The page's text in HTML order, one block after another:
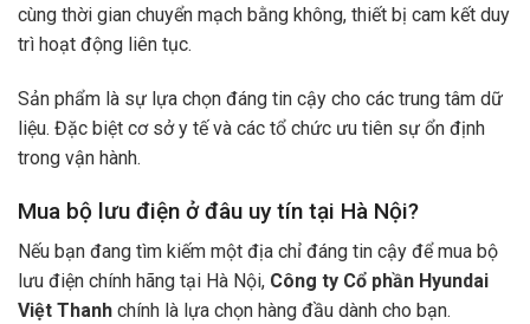
cùng thời gian chuyển mạch bằng không, thiết bị cam kết duy
trì hoạt động liên tục.
Sản phẩm là sự lựa chọn đáng tin cậy cho các trung tâm dữ
liệu. Đặc biệt cơ sở y tế và các tổ chức ưu tiên sự ổn định
trong vận hành.
Mua bộ lưu điện ở đâu uy tín tại Hà Nội?
Nếu bạn đang tìm kiếm một địa chỉ đáng tin cậy để mua bộ
lưu điện chính hãng tại Hà Nội, Công ty Cổ phần Hyundai
Việt Thanh chính là lựa chọn hàng đầu dành cho bạn.